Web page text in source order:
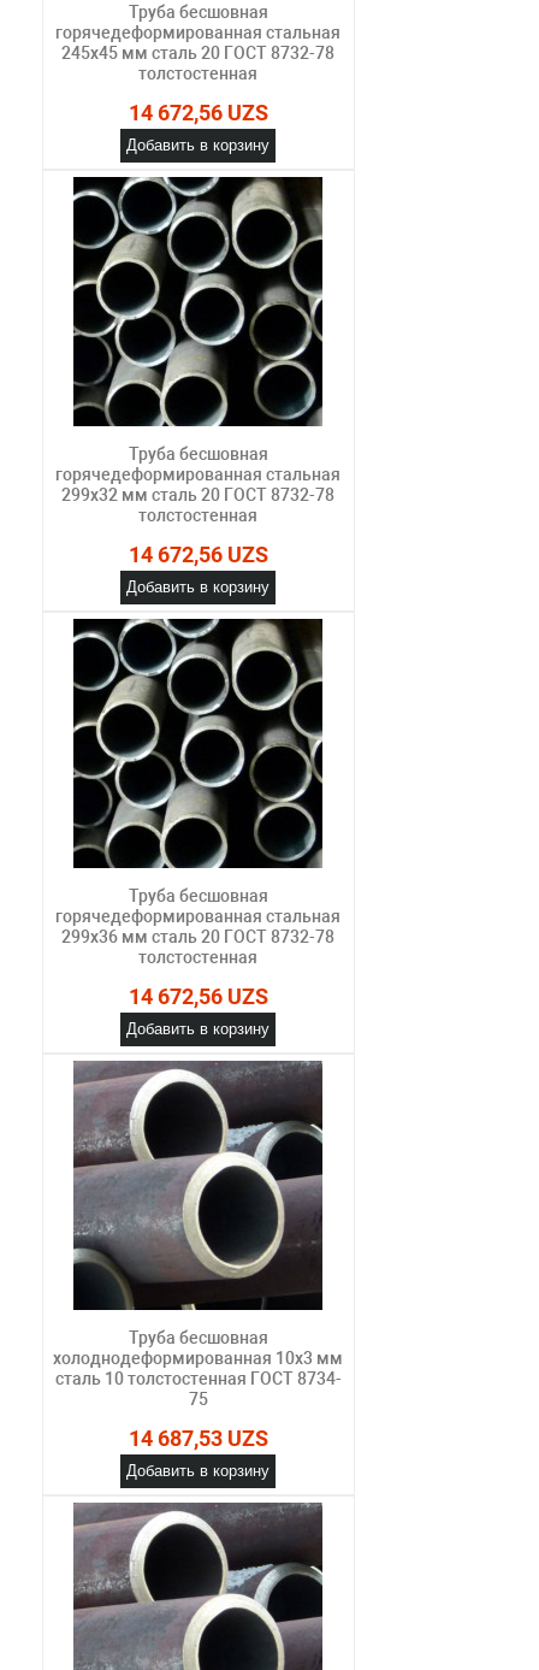
Труба бесшовная
горячедеформированная стальная
245х45 мм сталь 20 ГОСТ 8732-78
толстостенная
14 672,56 UZS
Добавить в корзину
Труба бесшовная
горячедеформированная стальная
299х32 мм сталь 20 ГОСТ 8732-78
толстостенная
14 672,56 UZS
Добавить в корзину
Труба бесшовная
горячедеформированная стальная
299х36 мм сталь 20 ГОСТ 8732-78
толстостенная
14 672,56 UZS
Добавить в корзину
Труба бесшовная
холоднодеформированная 10х3 мм
сталь 10 толстостенная ГОСТ 8734-
75
14 687,53 UZS
Добавить в корзину